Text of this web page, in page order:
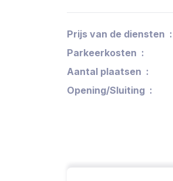
Prijs van de diensten
Parkeerkosten
Aantal plaatsen
Opening/Sluiting